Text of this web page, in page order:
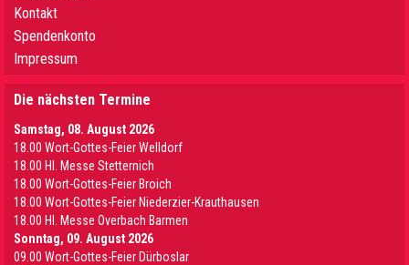
Kontakt
Spendenkonto
Impressum
Die nächsten Termine
Samstag, 08. August 2026
18.00 Wort-Gottes-Feier Welldorf
18.00 Hl. Messe Stetternich
18.00 Wort-Gottes-Feier Broich
18.00 Wort-Gottes-Feier Niederzier-Krauthausen
18.00 Hl. Messe Overbach Barmen
Sonntag, 09. August 2026
09.00 Wort-Gottes-Feier Dürboslar